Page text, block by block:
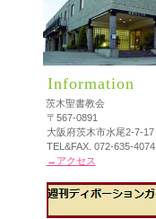
Information
茨木聖書教会
〒567-0891
大阪府茨木市水尾2-7-17
TEL&FAX. 072-635-4074
→アクセス